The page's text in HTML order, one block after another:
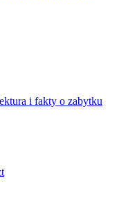
i fakty o zabytku